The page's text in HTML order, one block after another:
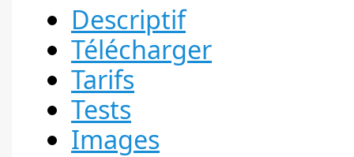
Descriptif
Télécharger
Tarifs
Tests
Images